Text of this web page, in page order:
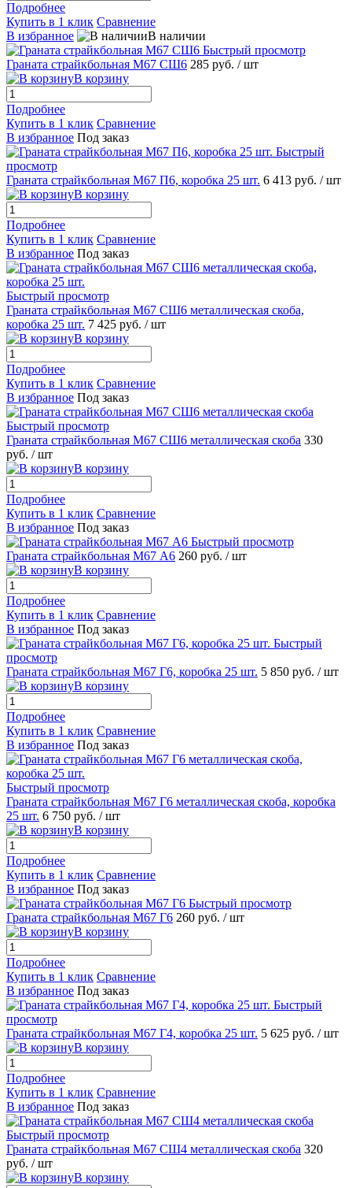
Подробнее
Купить в 1 клик Сравнение
В избранное
В наличии
Быстрый просмотр
Граната страйкбольная М67 СШ6 285 руб. / шт
В корзину
Подробнее
Купить в 1 клик Сравнение
В избранное Под заказ
Быстрый
просмотр
Граната страйкбольная М67 П6, коробка 25 шт. 6 413 руб. / шт
В корзину
Подробнее
Купить в 1 клик Сравнение
В избранное Под заказ
Быстрый просмотр
Граната страйкбольная М67 СШ6 металлическая скоба,
коробка 25 шт. 7 425 руб. / шт
В корзину
Подробнее
Купить в 1 клик Сравнение
В избранное Под заказ
Быстрый просмотр
Граната страйкбольная М67 СШ6 металлическая скоба 330
руб. / шт
В корзину
Подробнее
Купить в 1 клик Сравнение
В избранное Под заказ
Быстрый просмотр
Граната страйкбольная М67 А6 260 руб. / шт
В корзину
Подробнее
Купить в 1 клик Сравнение
В избранное Под заказ
Быстрый
просмотр
Граната страйкбольная М67 Г6, коробка 25 шт. 5 850 руб. / шт
В корзину
Подробнее
Купить в 1 клик Сравнение
В избранное Под заказ
Быстрый просмотр
Граната страйкбольная М67 Г6 металлическая скоба, коробка
25 шт. 6 750 руб. / шт
В корзину
Подробнее
Купить в 1 клик Сравнение
В избранное Под заказ
Быстрый просмотр
Граната страйкбольная М67 Г6 260 руб. / шт
В корзину
Подробнее
Купить в 1 клик Сравнение
В избранное Под заказ
Быстрый
просмотр
Граната страйкбольная М67 Г4, коробка 25 шт. 5 625 руб. / шт
В корзину
Подробнее
Купить в 1 клик Сравнение
В избранное Под заказ
Быстрый просмотр
Граната страйкбольная М67 СШ4 металлическая скоба 320
руб. / шт
В корзину